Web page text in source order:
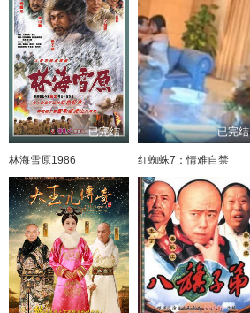
已完结
林海雪原1986
已完结
红蜘蛛7：情难自禁